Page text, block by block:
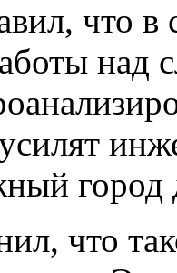
что в
над
что